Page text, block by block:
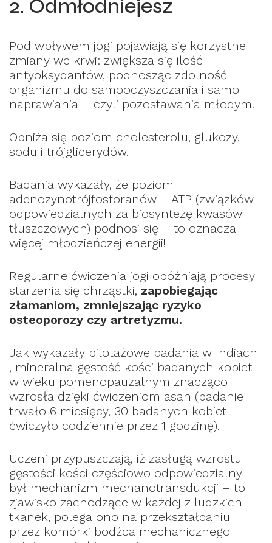
2. Odmłodniejesz
Pod wpływem jogi pojawiają się korzystne
zmiany we krwi: zwiększa się ilość
antyoksydantów, podnosząc zdolność
organizmu do samooczyszczania i samo
naprawiania – czyli pozostawania młodym.
Obniża się poziom cholesterolu, glukozy,
sodu i trójglicerydów.
Badania wykazały, że poziom
adenozynotrójfosforanów – ATP (związków
odpowiedzialnych za biosyntezę kwasów
tłuszczowych) podnosi się – to oznacza
więcej młodzieńczej energii!
Regularne ćwiczenia jogi opóźniają procesy
starzenia się chrząstki, zapobiegając
złamaniom, zmniejszając ryzyko
osteoporozy czy artretyzmu.
Jak wykazały pilotażowe badania w Indiach
, mineralna gęstość kości badanych kobiet
w wieku pomenopauzalnym znacząco
wzrosła dzięki ćwiczeniom asan (badanie
trwało 6 miesięcy, 30 badanych kobiet
ćwiczyło codziennie przez 1 godzinę).
Uczeni przypuszczają, iż zasługą wzrostu
gęstości kości częściowo odpowiedzialny
był mechanizm mechanotransdukcji – to
zjawisko zachodzące w każdej z ludzkich
tkanek, polega ono na przekształcaniu
przez komórki bodźca mechanicznego